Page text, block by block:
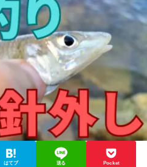
はてブ 送る Pocket